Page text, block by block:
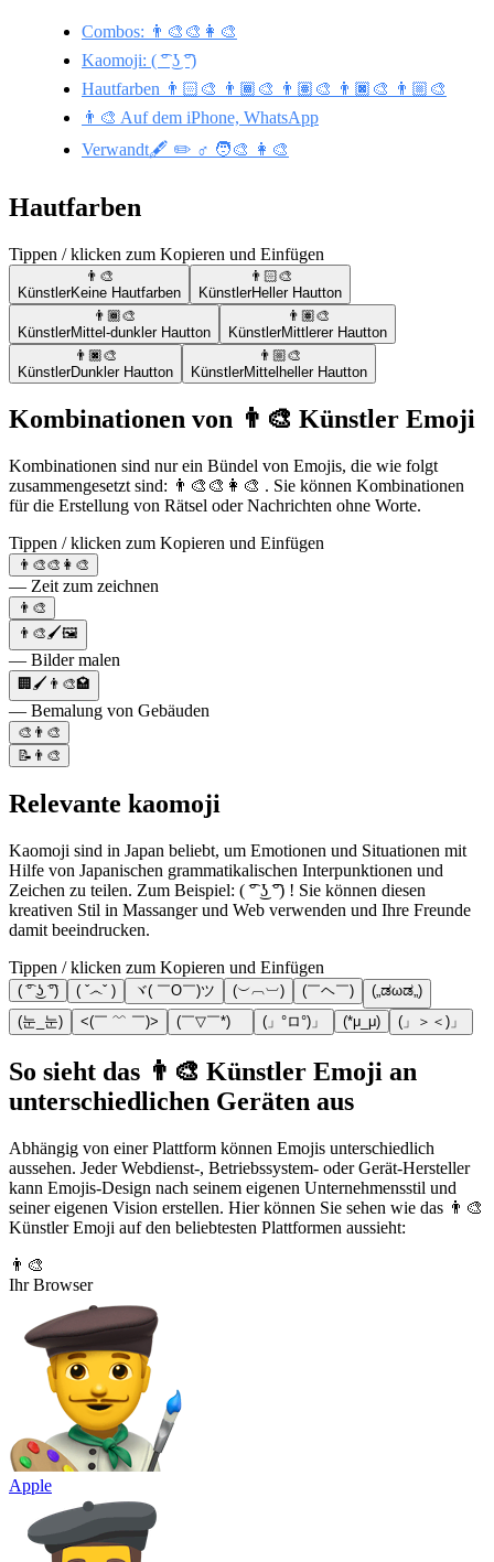
Combos: 👨‍🎨🎨👩‍🎨
Kaomoji: ( ͡° ͜ʖ ͡°)
Hautfarben 👨🏻‍🎨 👨🏾‍🎨 👨🏽‍🎨 👨🏿‍🎨 👨🏼‍🎨
👨‍🎨 Auf dem iPhone, WhatsApp
Verwandt🖋️ ✏️ ♂️ 🧑‍🎨 👩‍🎨
Hautfarben
Tippen / klicken zum Kopieren und Einfügen
👨‍🎨
KünstlerKeine Hautfarben
👨🏻‍🎨
KünstlerHeller Hautton
👨🏾‍🎨
KünstlerMittel-dunkler Hautton
👨🏽‍🎨
KünstlerMittlerer Hautton
👨🏿‍🎨
KünstlerDunkler Hautton
👨🏼‍🎨
KünstlerMittelheller Hautton
Kombinationen von 👨‍🎨 Künstler Emoji
Kombinationen sind nur ein Bündel von Emojis, die wie folgt
zusammengesetzt sind: 👨‍🎨🎨👩‍🎨 . Sie können Kombinationen
für die Erstellung von Rätsel oder Nachrichten ohne Worte.
Tippen / klicken zum Kopieren und Einfügen
👨‍🎨🎨👩‍🎨
— Zeit zum zeichnen
👨‍🎨
👨‍🎨🖌🖼
— Bilder malen
🏢🖌👨‍🎨🏩
— Bemalung von Gebäuden
🎨👨‍🎨
📝👨‍🎨
Relevante kaomoji
Kaomoji sind in Japan beliebt, um Emotionen und Situationen mit
Hilfe von Japanischen grammatikalischen Interpunktionen und
Zeichen zu teilen. Zum Beispiel: ( ͡° ͜ʖ ͡°) ! Sie können diesen
kreativen Stil in Massanger und Web verwenden und Ihre Freunde
damit beeindrucken.
Tippen / klicken zum Kopieren und Einfügen
( ͡° ͜ʖ ͡°) ( ˇ෴ˇ ) ヾ( ￣O￣)ツ (︶︹︺) (￣ヘ￣)
(„ಡωಡ„)
(눈_눈)
<(￣ ﹌ ￣)> (￣▽￣*)ゞ (」°ロ°)」 (*μ_μ) (」＞＜)」
So sieht das 👨‍🎨 Künstler Emoji an
unterschiedlichen Geräten aus
Abhängig von einer Plattform können Emojis unterschiedlich
aussehen. Jeder Webdienst-, Betriebssystem- oder Gerät-Hersteller
kann Emojis-Design nach seinem eigenen Unternehmensstil und
seiner eigenen Vision erstellen. Hier können Sie sehen wie das 👨‍🎨
Künstler Emoji auf den beliebtesten Plattformen aussieht:
👨‍🎨
Ihr Browser
Apple